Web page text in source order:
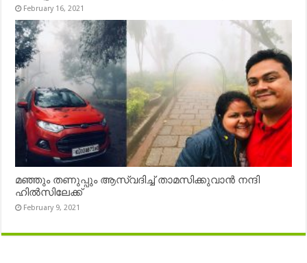
February 16, 2021
മഞ്ഞും തണുപ്പും ആസ്വദിച്ച് താമസിക്കുവാൻ നന്ദി
ഹിൽസിലേക്ക്
February 9, 2021